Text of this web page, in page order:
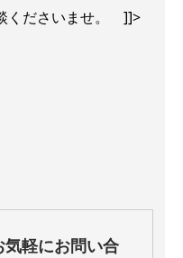
くださいませ。 ]]>
軽にお問い合